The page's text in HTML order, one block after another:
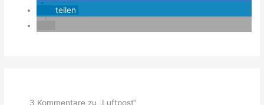
teilen
3 Kommentare zu „Luftpost“